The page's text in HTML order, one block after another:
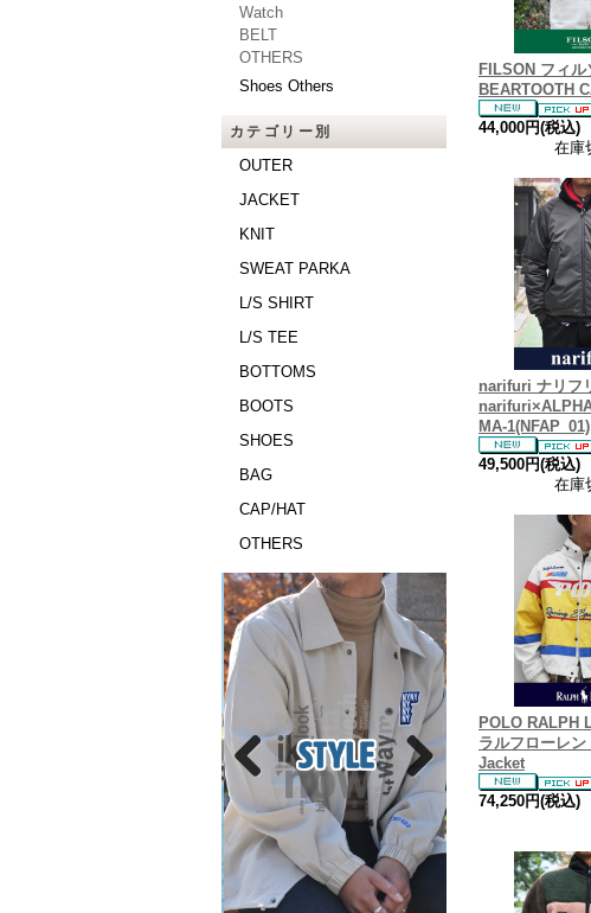
Watch
BELT
OTHERS
Shoes Others
カテゴリー別
OUTER
JACKET
KNIT
SWEAT PARKA
L/S SHIRT
L/S TEE
BOTTOMS
BOOTS
SHOES
BAG
CAP/HAT
OTHERS
FILSON フィル
BEARTOOTH
44,000円(税込)
在庫
narifuri ナリフ
MA-1(NFAP_01)
49,500円(税込)
在庫
POLO RALPH
ラルフローレ
Jacket
74,250円(税込)